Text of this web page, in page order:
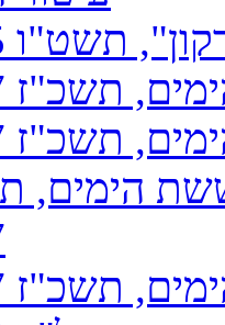
תשט"ו 1955
תשכ"ז 1967
תשכ"ז 1967
הימים,
תשכ"ז 1967